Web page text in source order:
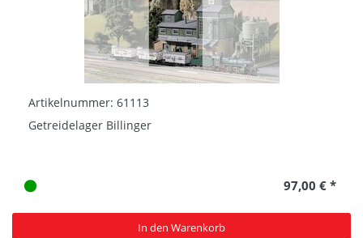
Artikelnummer: 61113
Getreidelager Billinger
97,00 € *
In den Warenkorb